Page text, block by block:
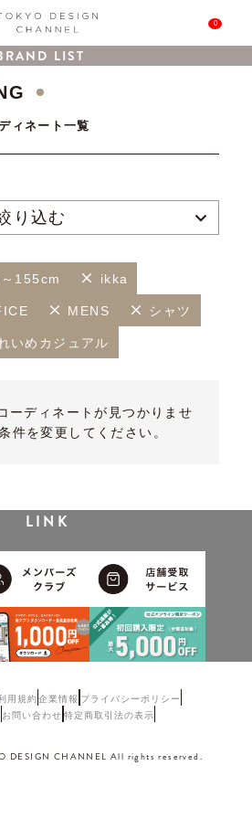
0
LIST
ィネート一覧
り込む
155cm ikka
MENS シャツ
いめカジュアル
ーディネートが見つかりませ
件を変更してください。
LINK
用規約企業情報 プライバシーポリシー
お問い合わせ 特定商取引法の表示
DESIGN CHANNEL All rights reserved.